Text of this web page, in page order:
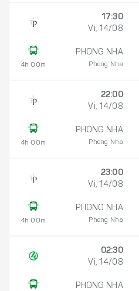
4h 00m
17:30
Vi, 14/08
PHONG NHA
Phong Nha
4h 00m
22:00
Vi, 14/08
PHONG NHA
Phong Nha
4h 00m
23:00
Vi, 14/08
PHONG NHA
Phong Nha
02:30
Vi, 14/08
PHONG NHA